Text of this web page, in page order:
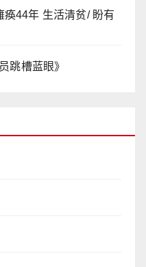
痪44年 生活清贫/ 盼有
跳槽蓝眼》